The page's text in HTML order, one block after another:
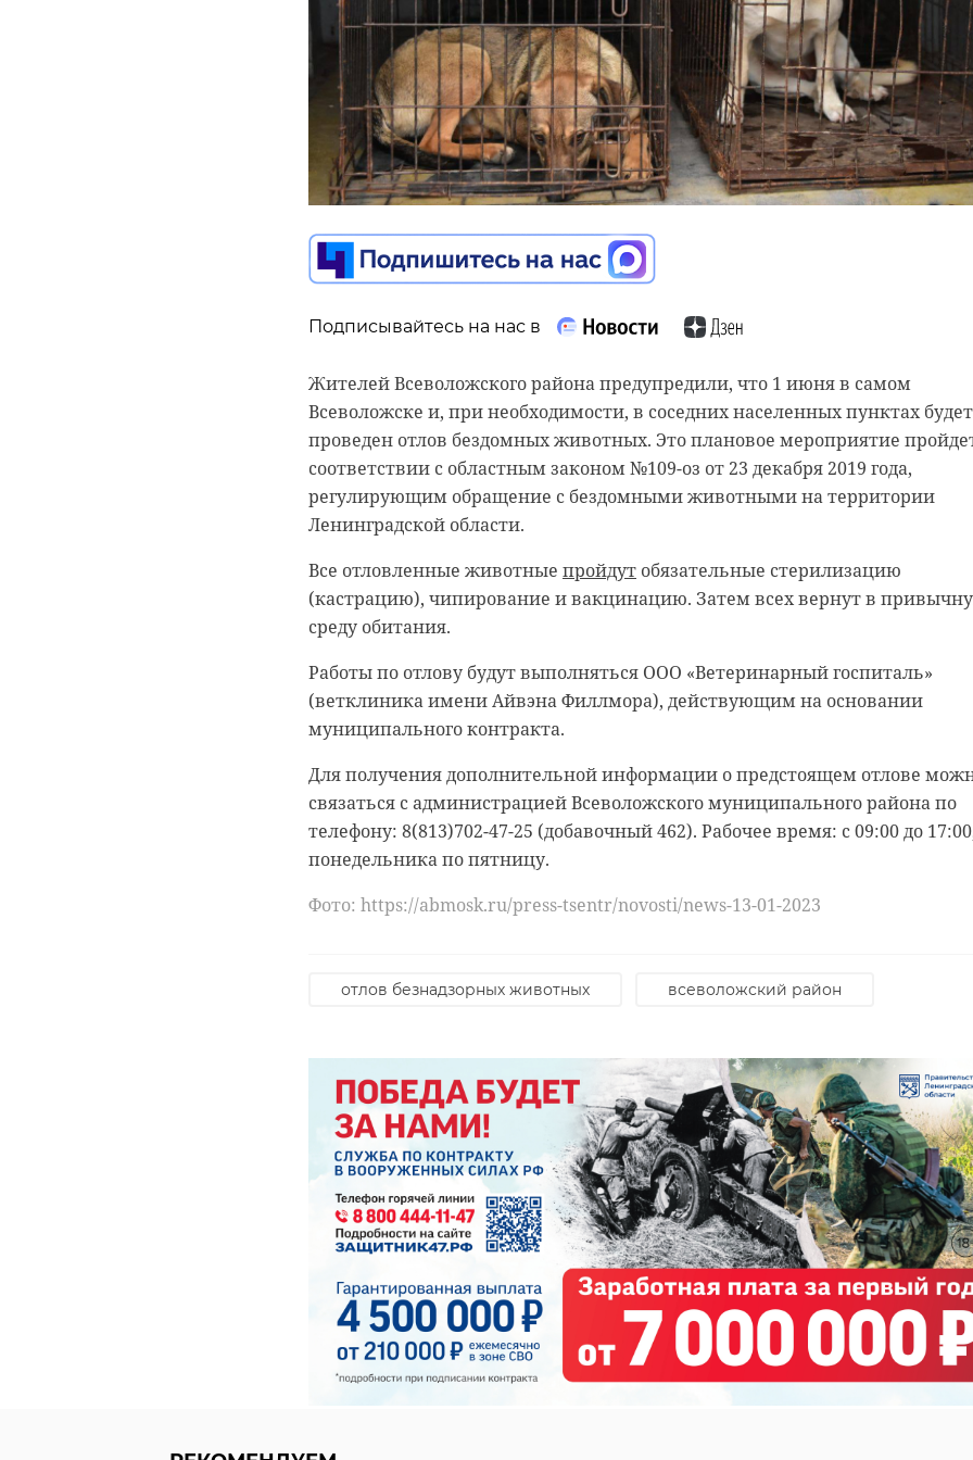
Подписывайтесь на нас в
Жителей Всеволожского района предупредили, что 1 июня в самом
Всеволожске и, при необходимости, в соседних населенных пунктах будет
проведен отлов бездомных животных. Это плановое мероприятие
соответствии с областным законом №109-оз от 23 декабря 2019 года,
регулирующим обращение с бездомными животными на территории
Ленинградской области.
Все отловленные животные пройдут обязательные стерилизацию
(кастрацию), чипирование и вакцинацию. Затем всех вернут в
среду обитания.
Работы по отлову будут выполняться ООО «Ветеринарный госпиталь»
(ветклиника имени Айвэна Филлмора), действующим на основании
муниципального контракта.
Для получения дополнительной информации о предстоящем отлове
связаться с администрацией Всеволожского муниципального района по
телефону: 8(813)702-47-25 (добавочный 462). Рабочее время: с 09:00 до
понедельника по пятницу.
Фото: https://abmosk.ru/press-tsentr/novosti/news-13-01-2023
отлов безнадзорных животных всеволожский район
Подписывайтесь на нас в
Губернатор Ленинградской области провел совещание с членами
организационного комитета по подготовке к столетнему юбилею
Ленинградской области. Участники встречи обсудили текущие
определили ключевые задачи и утвердили план мероприятий на
предстоящий юбилей.
100-летиеЛенинградской области — это не просто круглая дата, а важный
более тысячи мероприятий, включая строительство и открытие
объектов, проведение форумов, выставок, спортивных соревнований,
молодежных акций, концертов и театральных постановок.
Фестиваль «День детства», приуроченный ко Дню защиты детей, прошел
сегодня в Гатчине. Второй этап призван обратить внимание к созданию
равных условий для всех детей Ленинградской области. На мероприятии
побывал наш корреспондент.
47channel
Гости фестиваля — воспитанники ресурсных центров Ленобласти, дети,
находящиеся под опекой Гатчинского муниципального округа,
семьи и семьи участников СВО.